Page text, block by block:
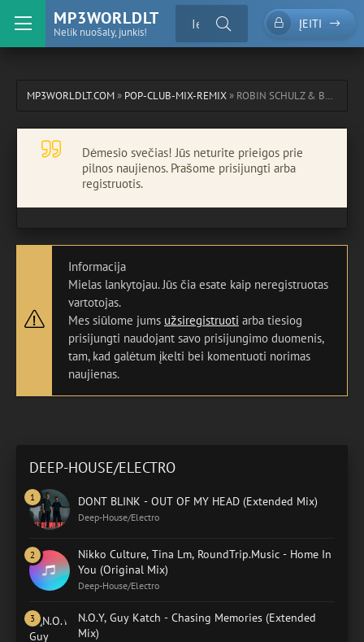
MP3WORLDLT
Nelik nuošaly, junkis!
ĮEITI
MP3WORLDLT.COM» POP-CLUB-MIX-REMIX» ROBIN SCHULZ & BARBZ - BETTER TIMES
Dėmesio svečias! Jūs neturite prieigos prie
pilnos naujienos. Prašome prisijungti arba
registruotis.
Informacija
Mielas lankytojau. Jūs čia esate kaip neregistruotas
vartotojas.
Mes siūlome jums užsiregistruoti arba tiesiog
prisijungti naudojant savo prisijungimo duomenis,
tam, kad galėtum įkelti bei komentuoti norimas
naujienas.
DEEP-HOUSE/ELECTRO
DONT BLINK - OUT OF MY HEAD (Extended Mix)
Deep-House/Electro
Nikko Culture, Tina Lm, RoundTrip.Music - Home In
You (Original Mix)
Deep-House/Electro
N.O.Y, Guy Katch - Chasing Memories (Extended
Mix)